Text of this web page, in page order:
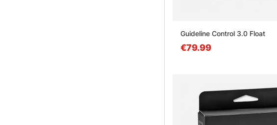
Guideline Control 3.0 Float
€79.99